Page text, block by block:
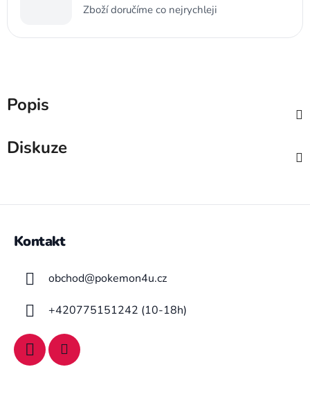
Zboží doručíme co nejrychleji
Popis
Diskuze
Kontakt
obchod@pokemon4u.cz
+420775151242 (10-18h)